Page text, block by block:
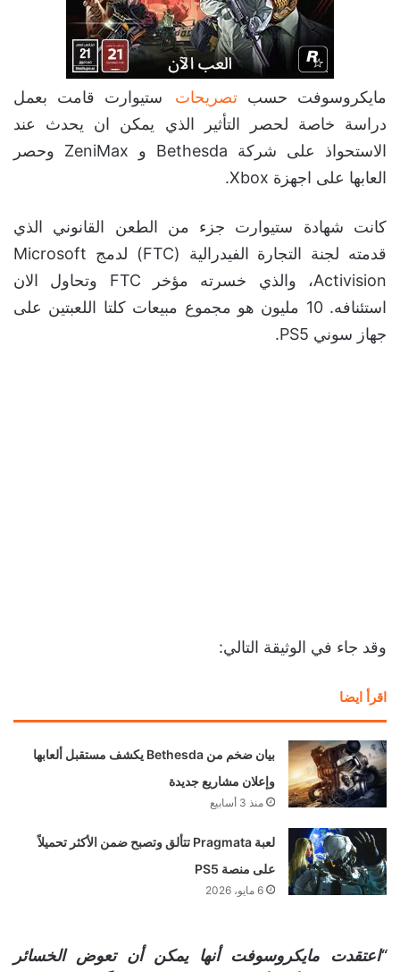
مايكروسوفت حسب تصريحات
ستيوارت قامت بعمل
دراسة خاصة لحصر التأثير الذي يمكن ان يحدث عند
الاستحواذ على شركة Bethesda و ZeniMax وحصر
العابها على اجهزة Xbox.
كانت شهادة ستيوارت جزء من الطعن القانوني الذي
قدمته لجنة التجارة الفيدرالية (FTC) لدمج Microsoft
Activision، والذي خسرته مؤخر FTC وتحاول الان
استئنافه. 10 مليون هو مجموع مبيعات كلتا اللعبتين على
جهاز سوني PS5.
وقد جاء في الوثيقة التالي:
اقرأ ايضا
بيان ضخم من Bethesda يكشف مستقبل ألعابها
وإعلان مشاريع جديدة
منذ 3 أسابيع
لعبة Pragmata تتألق وتصبح ضمن الأكثر تحميلاً
على منصة PS5
6 مايو، 2026
“اعتقدت مايكروسوفت أنها يمكن أن تعوض الخسائر